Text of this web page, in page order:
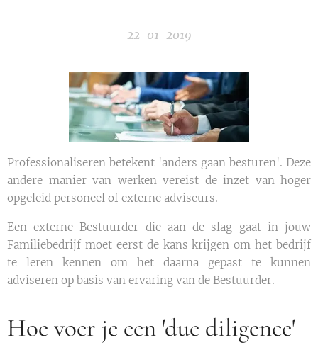
22-01-2019
Professionaliseren betekent 'anders gaan besturen'. Deze
andere manier van werken vereist de inzet van hoger
opgeleid personeel of externe adviseurs.
Een externe Bestuurder die aan de slag gaat in jouw
Familiebedrijf moet eerst de kans krijgen om het bedrijf
te leren kennen om het daarna gepast te kunnen
adviseren op basis van ervaring van de Bestuurder.
Hoe voer je een 'due diligence'